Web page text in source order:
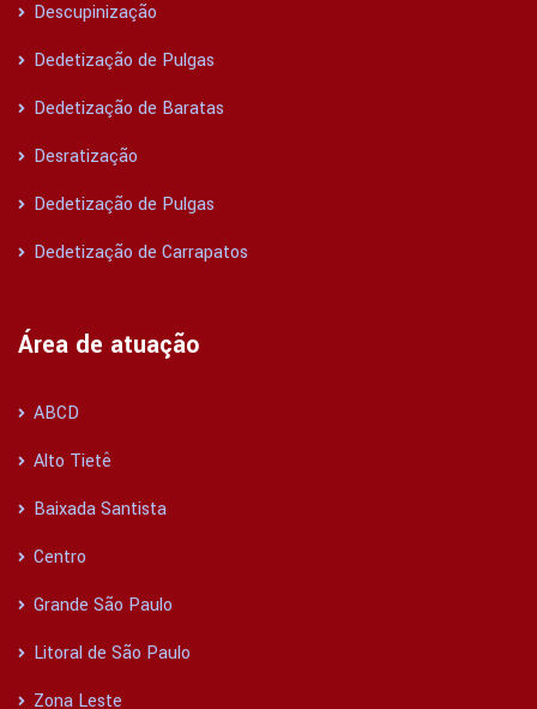
Descupinização
Dedetização de Pulgas
Dedetização de Baratas
Desratização
Dedetização de Pulgas
Dedetização de Carrapatos
Área de atuação
ABCD
Alto Tietê
Baixada Santista
Centro
Grande São Paulo
Litoral de São Paulo
Zona Leste